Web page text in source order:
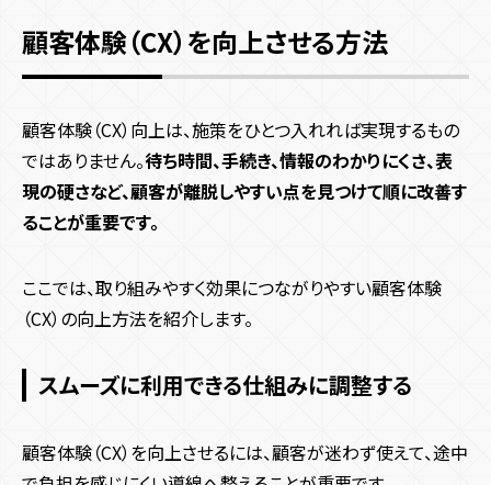
顧客体験（CX）を向上させる方法
顧客体験（CX）向上は、施策をひとつ入れれば実現するもの
ではありません。待ち時間、手続き、情報のわかりにくさ、表
現の硬さなど、顧客が離脱しやすい点を見つけて順に改善す
ることが重要です。
ここでは、取り組みやすく効果につながりやすい顧客体験
（CX）の向上方法を紹介します。
スムーズに利用できる仕組みに調整する
顧客体験（CX）を向上させるには、顧客が迷わず使えて、途中